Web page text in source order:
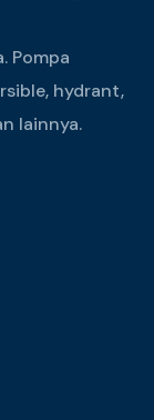
Pompa
hydrant,
lainnya.